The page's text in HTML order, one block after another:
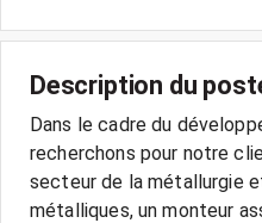
Description du
Dans le cadre du
recherchons pour notre
secteur de la métallurgie
métalliques, un monteur